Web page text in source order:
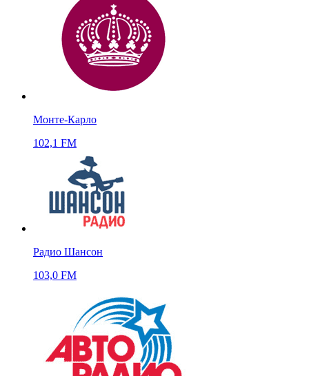
Монте-Карло
102,1 FM
Радио Шансон
103,0 FM